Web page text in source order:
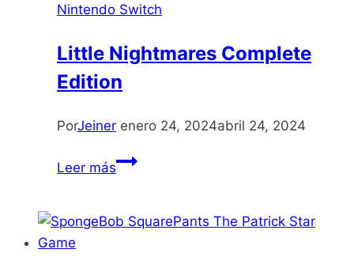
Nintendo Switch
Little Nightmares Complete
Edition
PorJeiner enero 24, 2024abril 24, 2024
Leer másLittle
Edition